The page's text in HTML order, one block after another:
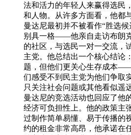
法和活力的年轻人来赢得选民
和人物。从许多方面看，他都
曼达尼最初并不被看作“胜选
别具一格——他亲自走访布朗
的社区，与选民一对一交流，
主党。他总结出一个核心结论
题，但他们更关心生存成本
们感受不到民主党为他们争取
只关注社会问题或其他看似遥
曼达尼的竞选活动也回应了他
经济可负担性上。他的政策主
过制作简单易懂、易于传播的
约的租金非常高昂，他承诺在